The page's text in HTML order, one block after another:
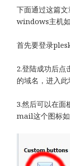
下面通过这篇
windows主机
首先要登录
2.登陆成功后点
的域名，进入此
3.然后可以在
mail这个图标如